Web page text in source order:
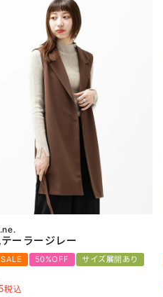
ーラージレー
50%OFF
サイズ展開あり
税込